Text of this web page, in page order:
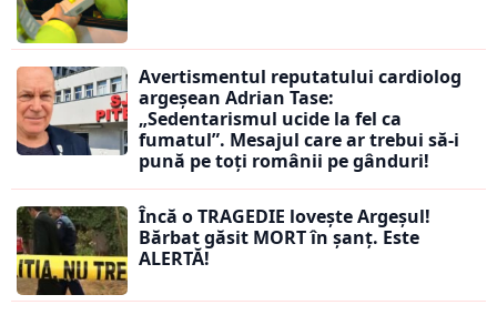
Avertismentul reputatului cardiolog
argeșean Adrian Tase:
„Sedentarismul ucide la fel ca
fumatul”. Mesajul care ar trebui să-i
pună pe toți românii pe gânduri!
Încă o TRAGEDIE lovește Argeșul!
Bărbat găsit MORT în șanț. Este
ALERTĂ!